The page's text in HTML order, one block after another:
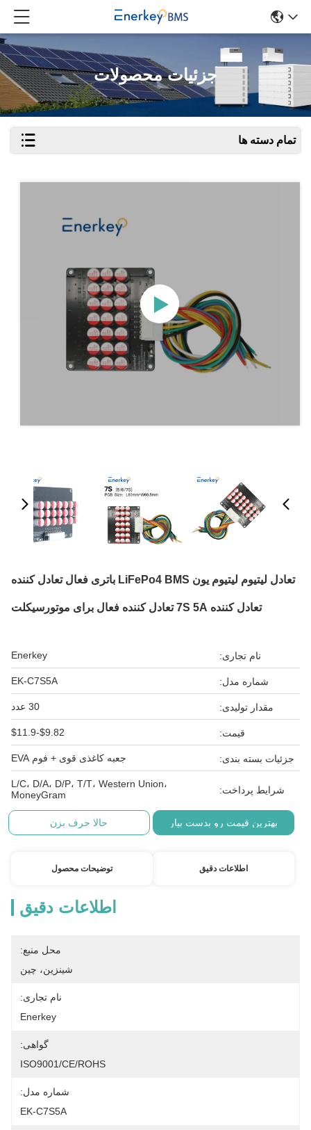
جزئیات محصولات
تمام دسته ها
تعادل لیتیوم لیتیوم یون LiFePo4 BMS باتری فعال تعادل کننده
تعادل کننده 7S 5A تعادل کننده فعال برای موتورسیکلت
نام تجاری: Enerkey
شماره مدل: EK-C7S5A
مقدار تولیدی: 30 عدد
قیمت: $9.82-$11.9
جزئیات بسته بندی: جعبه کاغذی قوی + فوم EVA
شرایط پرداخت:
L/C، D/A، D/P، T/T، Western Union،
MoneyGram
بهترین قیمت رو بدست بیار حالا حرف بزن
اطلاعات دقیق توضیحات محصول
اطلاعات دقیق
محل منبع:
شينزين، چين
نام تجاری:
Enerkey
گواهی:
ISO9001/CE/ROHS
شماره مدل:
EK-C7S5A